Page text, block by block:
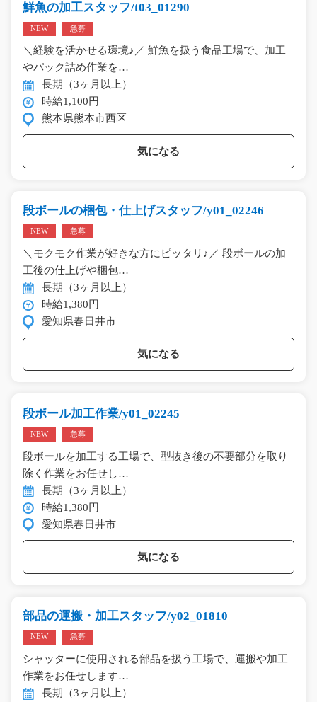
鮮魚の加工スタッフ/t03_01290
NEW 急募
＼経験を活かせる環境♪／ 鮮魚を扱う食品工場で、加工
やパック詰め作業を…
長期（3ヶ月以上）
時給1,100円
熊本県熊本市西区
気になる
段ボールの梱包・仕上げスタッフ/y01_02246
NEW 急募
＼モクモク作業が好きな方にピッタリ♪／ 段ボールの加
工後の仕上げや梱包…
長期（3ヶ月以上）
時給1,380円
愛知県春日井市
気になる
段ボール加工作業/y01_02245
NEW 急募
段ボールを加工する工場で、型抜き後の不要部分を取り
除く作業をお任せし…
長期（3ヶ月以上）
時給1,380円
愛知県春日井市
気になる
部品の運搬・加工スタッフ/y02_01810
NEW 急募
シャッターに使用される部品を扱う工場で、運搬や加工
作業をお任せします…
長期（3ヶ月以上）